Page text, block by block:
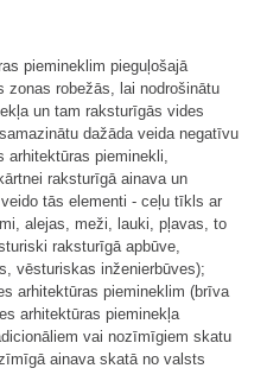
piemineklim pieguļošajā
robežās, lai nodrošinātu
un tam raksturīgās vides
dažāda veida negatīvu
arhitektūras pieminekli,
raksturīgā ainava un
tās elementi - ceļu tīkls ar
alejas, meži, lauki, pļavas, to
raksturīgā apbūve,
vēsturiskas inženierbūves);
arhitektūras piemineklim (brīva
arhitektūras pieminekļa
vai nozīmīgiem skatu
ainava skatā no valsts